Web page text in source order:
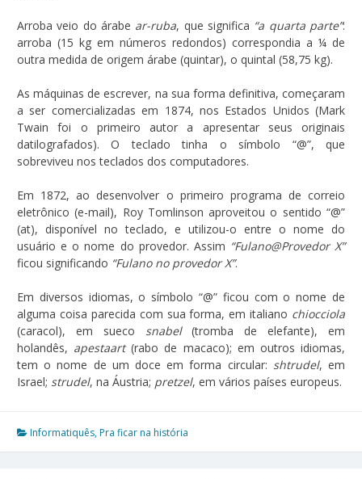
Arroba veio do árabe ar-ruba, que significa “a quarta parte”:
arroba (15 kg em números redondos) correspondia a ¼ de
outra medida de origem árabe (quintar), o quintal (58,75 kg).
As máquinas de escrever, na sua forma definitiva, começaram
a ser comercializadas em 1874, nos Estados Unidos (Mark
Twain foi o primeiro autor a apresentar seus originais
datilografados). O teclado tinha o símbolo “@”, que
sobreviveu nos teclados dos computadores.
Em 1872, ao desenvolver o primeiro programa de correio
eletrônico (e-mail), Roy Tomlinson aproveitou o sentido “@”
(at), disponível no teclado, e utilizou-o entre o nome do
usuário e o nome do provedor. Assim “Fulano@Provedor X”
ficou significando “Fulano no provedor X”.
Em diversos idiomas, o símbolo “@” ficou com o nome de
alguma coisa parecida com sua forma, em italiano chiocciola
(caracol), em sueco snabel(tromba de elefante), em
holandês, apestaart(rabo de macaco); em outros idiomas,
tem o nome de um doce em forma circular: shtrudel, em
Israel; strudel, na Áustria; pretzel, em vários países europeus.
Informatiquês, Pra ficar na história